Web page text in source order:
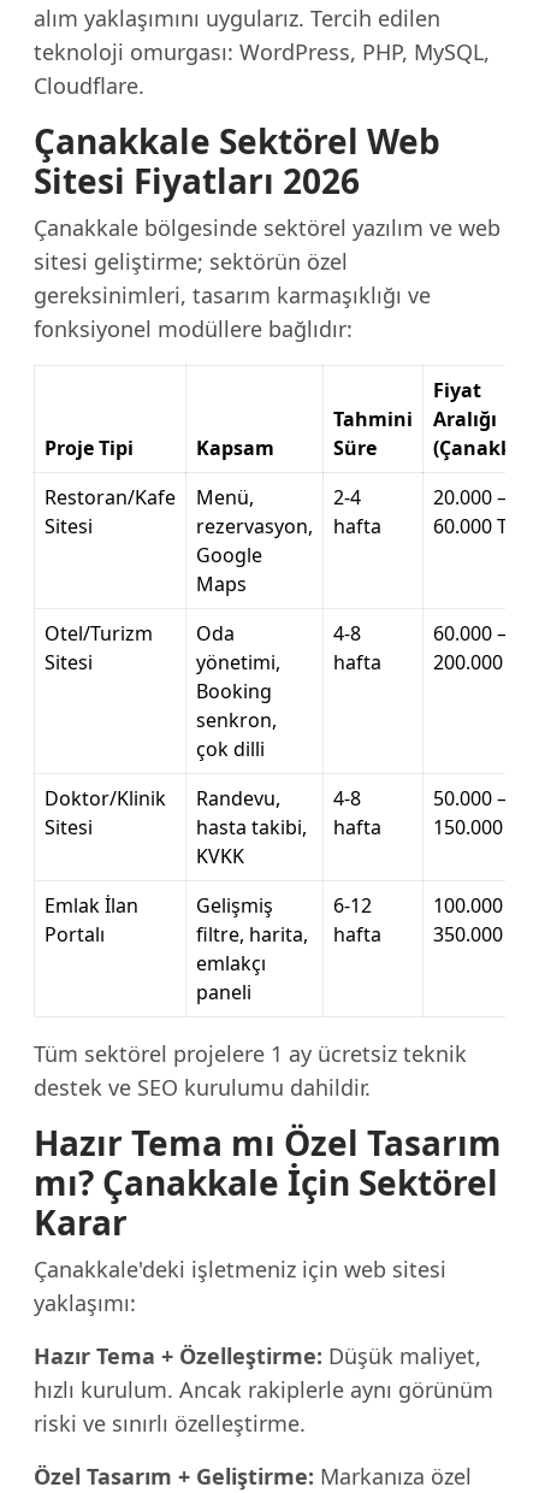
alım yaklaşımını uygularız. Tercih edilen
teknoloji omurgası: WordPress, PHP, MySQL,
Cloudflare.
Çanakkale Sektörel Web
Sitesi Fiyatları 2026
Çanakkale bölgesinde sektörel yazılım ve web
sitesi geliştirme; sektörün özel
gereksinimleri, tasarım karmaşıklığı ve
fonksiyonel modüllere bağlıdır:
Proje Tipi Kapsam
Tahmini
Süre
Fiyat
Aralığı
Restoran/Kafe
Sitesi
Menü,
rezervasyon,
Google
Maps
2-4
hafta
20.000 –
60.000 TL
Otel/Turizm
Sitesi
Oda
yönetimi,
Booking
senkron,
çok dilli
4-8
hafta
60.000 –
200.000 TL
Doktor/Klinik
Sitesi
Randevu,
hasta takibi,
KVKK
4-8
hafta
50.000 –
150.000 TL
Emlak İlan
Portalı
Gelişmiş
filtre, harita,
emlakçı
paneli
6-12
hafta
100.000 –
350.000 TL
Tüm sektörel projelere 1 ay ücretsiz teknik
destek ve SEO kurulumu dahildir.
Hazır Tema mı Özel Tasarım
mı? Çanakkale İçin Sektörel
Karar
Çanakkale'deki işletmeniz için web sitesi
yaklaşımı:
Hazır Tema + Özelleştirme: Düşük maliyet,
hızlı kurulum. Ancak rakiplerle aynı görünüm
riski ve sınırlı özelleştirme.
Özel Tasarım + Geliştirme: Markanıza özel